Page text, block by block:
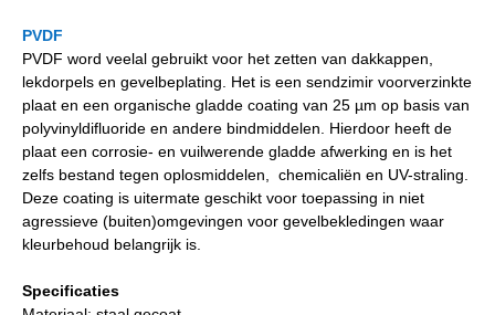
PVDF
PVDF word veelal gebruikt voor het zetten van dakkappen,
lekdorpels en gevelbeplating. Het is een sendzimir voorverzinkte
plaat en een organische gladde coating van 25 µm op basis van
polyvinyldifluoride en andere bindmiddelen. Hierdoor heeft de
plaat een corrosie- en vuilwerende gladde afwerking en is het
zelfs bestand tegen oplosmiddelen, chemicaliën en UV-straling.
Deze coating is uitermate geschikt voor toepassing in niet
agressieve (buiten)omgevingen voor gevelbekledingen waar
kleurbehoud belangrijk is.
Specificaties